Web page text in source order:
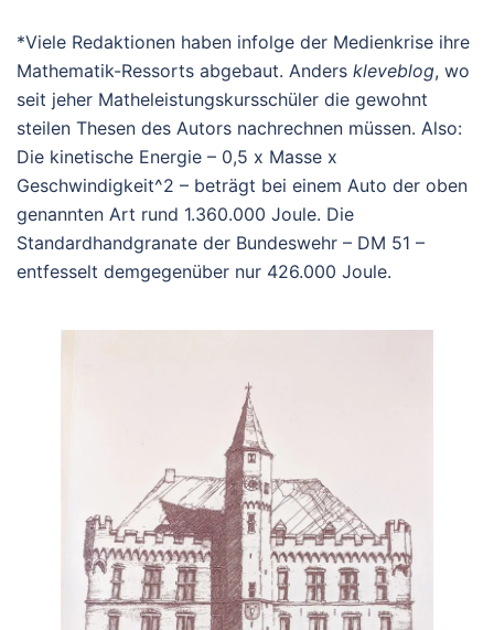
*Viele Redaktionen haben infolge der Medienkrise ihre
Mathematik-Ressorts abgebaut. Anders kleveblog, wo
seit jeher Matheleistungskursschüler die gewohnt
steilen Thesen des Autors nachrechnen müssen. Also:
Die kinetische Energie – 0,5 x Masse x
Geschwindigkeit^2 – beträgt bei einem Auto der oben
genannten Art rund 1.360.000 Joule. Die
Standardhandgranate der Bundeswehr – DM 51 –
entfesselt demgegenüber nur 426.000 Joule.